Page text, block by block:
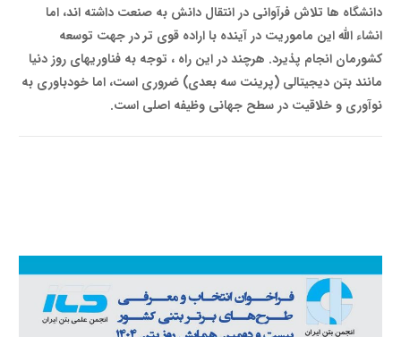
دانشگاه ها تلاش فرآوانی در انتقال دانش به صنعت داشته اند، اما
انشاء الله این ماموریت در آینده با اراده قوی تر در جهت توسعه
کشورمان انجام پذیرد. هرچند در این راه ، توجه به فنا­وری­های روز دنیا
مانند بتن دیجیتالی (پرینت سه بعدی) ضروری است، اما خود­باوری به
نوآوری و خلاقیت در سطح جهانی وظیفه اصلی است.